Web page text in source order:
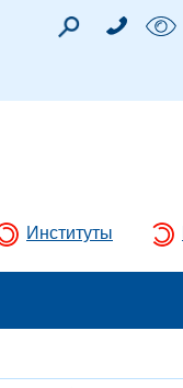
Институты